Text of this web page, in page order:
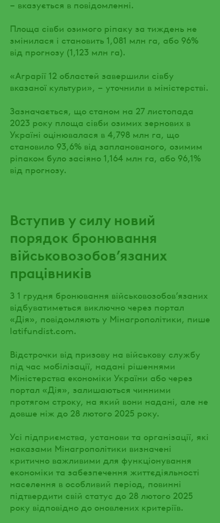
– вказується в повідомленні.
Площа сівби озимого ріпаку за тиждень не
змінилася і становить 1,081 млн га, або 96%
від прогнозу (1,123 млн га).
«Аграрії 12 областей завершили сівбу
вказаної культури», – уточнили в міністерстві.
Зазначається, що станом на 27 листопада
2023 року площа сівби озимих зернових в
Україні оцінювалася в 4,798 млн га, що
становило 93,6% від запланованого, озимим
ріпаком було засіяно 1,164 млн га, або 96,1%
від прогнозу.
Вступив у силу новий
порядок бронювання
військовозобов’язаних
працівників
З 1 грудня бронювання військовозобов’язаних
відбуватиметься виключно через портал
«Дія», повідомляють у Мінагрополітики, пише
latifundist.com.
Відстрочки від призову на військову службу
під час мобілізації, надані рішеннями
Міністерства економіки України або через
портал «Дія», залишаються чинними
протягом строку, на який вони надані, але не
довше ніж до 28 лютого 2025 року.
Усі підприємства, установи та організації, які
наказами Мінагрополітики визначені
критично важливими для функціонування
економіки та забезпечення життєдіяльності
населення в особливий період, повинні
підтвердити свій статус до 28 лютого 2025
року відповідно до оновлених критеріїв.